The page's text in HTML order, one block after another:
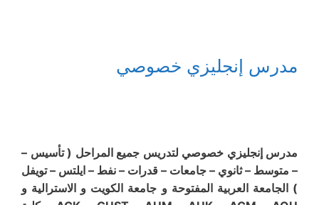
مدرس إنجليزي خصوصي
مدرس إنجليزي خصوصي لتدريس جميع المراحل ( تأسيس –
– متوسط – ثانوي – جامعات – قدرات – نفط – ايلتس – تويفل
) الجامعة العربية المفتوحة و جامعة الكويت و الاسترالية و